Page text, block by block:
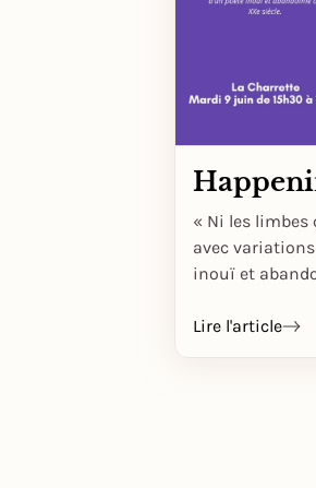
« Ni les limbes
avec
inouï et
Lire l'article